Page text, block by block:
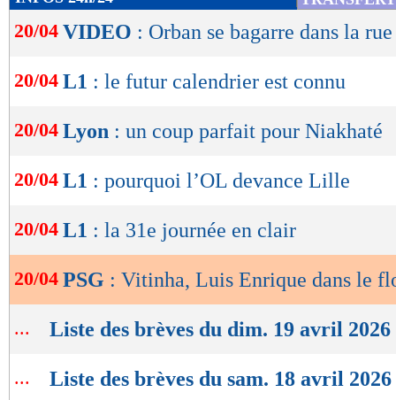
de
lecture
OK
20/04 VIDEO : Orban se bagarre dans la rue
20/04 L1 : le futur calendrier est connu
20/04 Lyon : un coup parfait pour Niakhaté
20/04 L1 : pourquoi l’OL devance Lille
20/04 L1 : la 31e journée en clair
20/04 PSG : Vitinha, Luis Enrique dans le
... Liste des brèves du dim. 19 avril 2026
... Liste des brèves du sam. 18 avril 2026